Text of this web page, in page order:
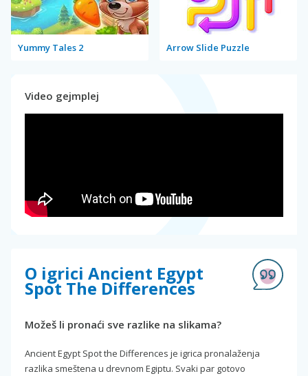
Yummy Tales 2 Arrow Slide Puzzle
Video gejmplej
O igrici Ancient Egypt
Spot The Differences
Možeš li pronaći sve razlike na slikama?
Ancient Egypt Spot the Differences je igrica pronalaženja
razlika smeštena u drevnom Egiptu. Svaki par gotovo